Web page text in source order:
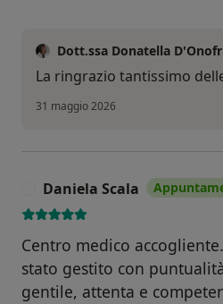
Dott.ssa Donatella
La ringrazio tantissimo
31 maggio 2026
Daniela Scala
Centro medico
stato gestito con
gentile, attenta e